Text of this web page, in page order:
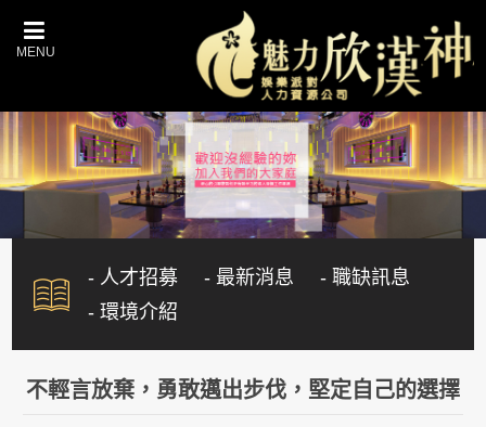
- 人才招募 - 最新消息
- 職缺訊息
- 環境介紹
不輕言放棄，勇敢邁出步伐，堅定自己的選擇